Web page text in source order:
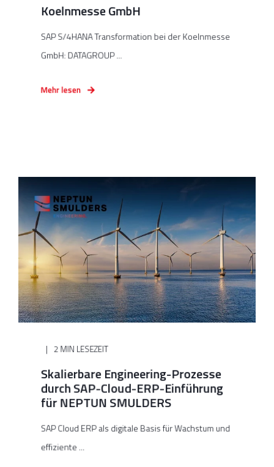
Koelnmesse GmbH
SAP S/4HANA Transformation bei der Koelnmesse
GmbH: DATAGROUP ...
Mehr lesen
2 MIN LESEZEIT
Skalierbare Engineering-Prozesse
durch SAP-Cloud-ERP-Einführung
für NEPTUN SMULDERS
SAP Cloud ERP als digitale Basis für Wachstum und
effiziente ...